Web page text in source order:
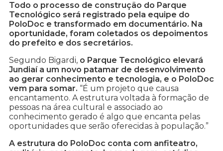
Todo o processo de construção do Parque
Tecnológico será registrado pela equipe do
PoloDoc e transformado em documentário. Na
oportunidade, foram coletados os depoimentos
do prefeito e dos secretários.
Segundo Bigardi, o Parque Tecnológico elevará
Jundiaí a um novo patamar de desenvolvimento
ao gerar conhecimento e tecnologia, e o PoloDoc
vem para somar. “É um projeto que causa
encantamento. A estrutura voltada à formação de
pessoas na área cultural e associado ao
conhecimento gerado é algo que encanta pelas
oportunidades que serão oferecidas à população.”
A estrutura do PoloDoc conta com anfiteatro,